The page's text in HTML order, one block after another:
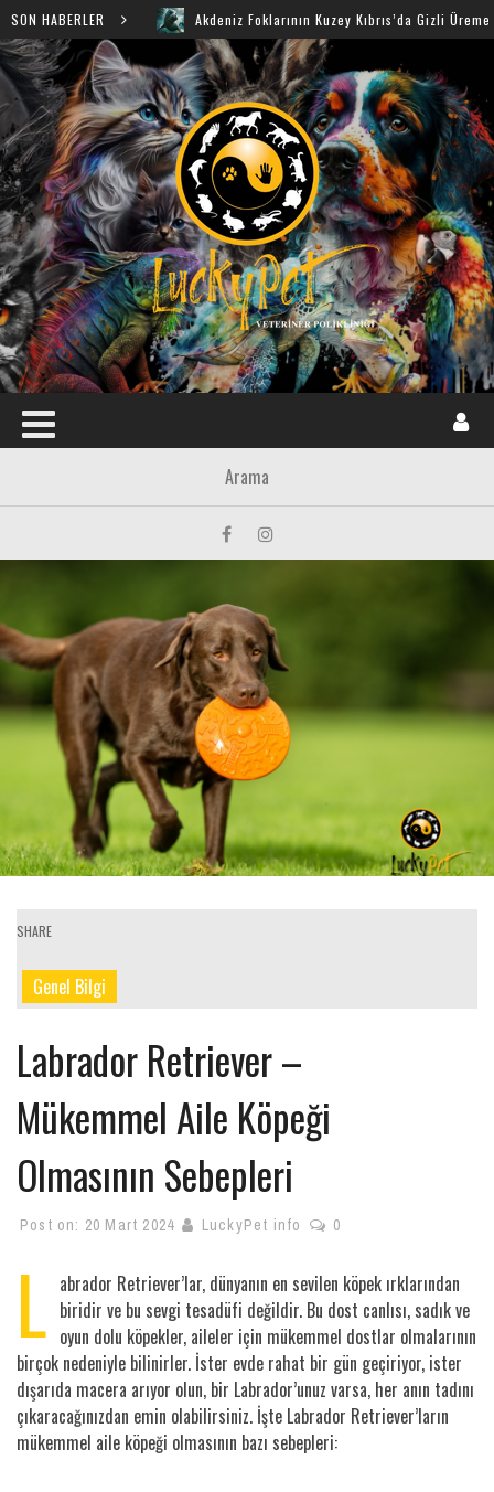
SON HABERLER Akdeniz Foklarının Kuzey Kıbrıs’da Gizli Üreme
SHARE
Genel Bilgi
Labrador Retriever –
Mükemmel Aile Köpeği
Olmasının Sebepleri
Post on: 20 Mart 2024 LuckyPet info 0
L abrador Retriever’lar, dünyanın en sevilen köpek ırklarından
biridir ve bu sevgi tesadüfi değildir. Bu dost canlısı, sadık ve
oyun dolu köpekler, aileler için mükemmel dostlar olmalarının
birçok nedeniyle bilinirler. İster evde rahat bir gün geçiriyor, ister
dışarıda macera arıyor olun, bir Labrador’unuz varsa, her anın tadını
çıkaracağınızdan emin olabilirsiniz. İşte Labrador Retriever’ların
mükemmel aile köpeği olmasının bazı sebepleri: